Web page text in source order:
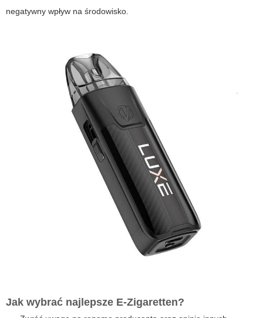
negatywny wpływ na środowisko.
Jak wybrać najlepsze E-Zigaretten?